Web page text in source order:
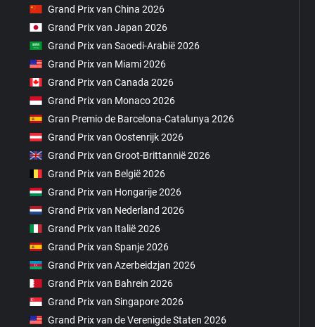
Grand Prix van China 2026
Grand Prix van Japan 2026
Grand Prix van Saoedi-Arabië 2026
Grand Prix van Miami 2026
Grand Prix van Canada 2026
Grand Prix van Monaco 2026
Gran Premio de Barcelona-Catalunya 2026
Grand Prix van Oostenrijk 2026
Grand Prix van Groot-Brittannië 2026
Grand Prix van België 2026
Grand Prix van Hongarije 2026
Grand Prix van Nederland 2026
Grand Prix van Italië 2026
Grand Prix van Spanje 2026
Grand Prix van Azerbeidzjan 2026
Grand Prix van Bahrein 2026
Grand Prix van Singapore 2026
Grand Prix van de Verenigde Staten 2026